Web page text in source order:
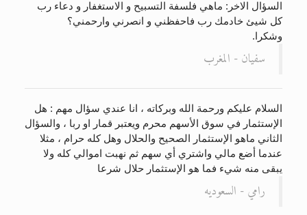
السؤال الاخر: ماهي فلسفة التسبيح و الاستغفار و دعاء رب
كل شيئ خادمك رب فاحفظني و انصرني وارحمني؟
وشكرا.
سفيان - المغرب
السلام عليكم ورحمة الله وبركاته ، انا عندي سؤال مهم : هل
الإستثمار في سوق الأسهم محرم ويعتبر قمار او ربا ، والسؤال
الثاني ماهو الإستثمار الصحيح والحلال وهل كله حرام ، مثلا
عندما أضع مالي واشتري أي سهم ثم نهبت اموالي كله ولا
يبقى منه شيء فما هو الإستثمار حلال شرعا
رامي - السعوديه